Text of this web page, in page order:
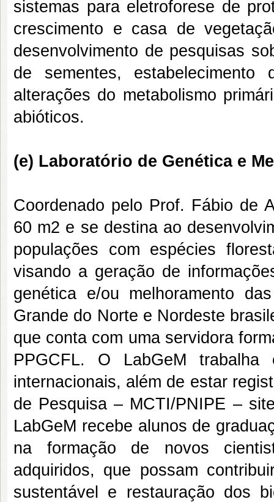
sistemas para eletroforese de
crescimento e casa de
desenvolvimento de pesquisas
de sementes,
alterações do metabolismo
abióticos.
(e) Laboratório de Genética e
Coordenado pelo Prof. Fábio de
60 m2 e se destina ao
populações com espécies
visando a geração de
genética e/ou melhoramento
Grande do Norte e Nordeste
que conta com uma servidora
PPGCFL. O LabGeM
internacionais, além de estar
de Pesquisa – MCTI/PNIPE –
LabGeM recebe alunos de
na formação de novos
adquiridos, que possam
sustentável e restauração dos